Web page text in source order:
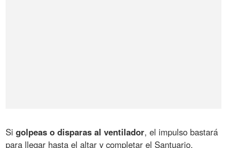
Sigolpeas o disparas al ventilador, el impulso bastará
para llegar hasta el altar y completar el Santuario.